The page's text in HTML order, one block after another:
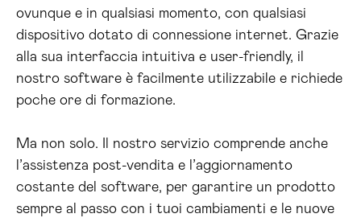
ovunque e in qualsiasi momento, con qualsiasi
dispositivo dotato di connessione internet. Grazie
alla sua interfaccia intuitiva e user-friendly, il
nostro software è facilmente utilizzabile e richiede
poche ore di formazione.
Ma non solo. Il nostro servizio comprende anche
l’assistenza post-vendita e l’aggiornamento
costante del software, per garantire un prodotto
sempre al passo con i tuoi cambiamenti e le nuove